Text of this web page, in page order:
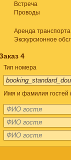
Встреча
Проводы
Аренда транспорта
Экскурсионное
4
Тип номера
Имя и фамилия гостей